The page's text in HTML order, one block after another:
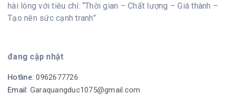
hài lòng với tiêu chí: “Thời gian – Chất lượng – Giá thành –
Tạo nên sức cạnh tranh”
đang cập nhật
Hotline:0962677726
Email: Garaquangduc1075@gmail.com